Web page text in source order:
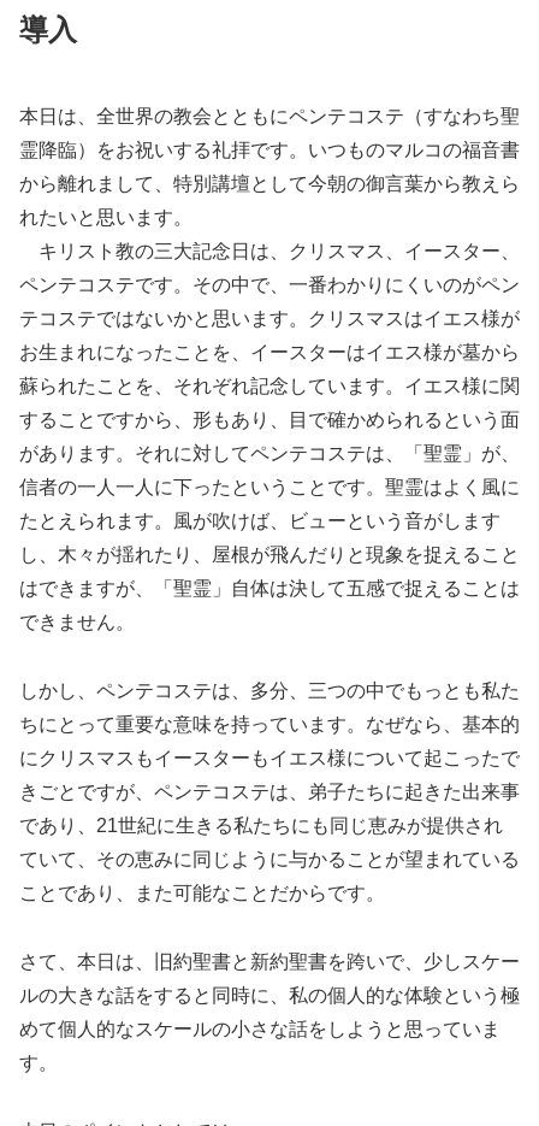
導入
本日は、全世界の教会とともにペンテコステ（すなわち聖
霊降臨）をお祝いする礼拝です。いつものマルコの福音書
から離れまして、特別講壇として今朝の御言葉から教えら
れたいと思います。
キリスト教の三大記念日は、クリスマス、イースター、
ペンテコステです。その中で、一番わかりにくいのがペン
テコステではないかと思います。クリスマスはイエス様が
お生まれになったことを、イースターはイエス様が墓から
蘇られたことを、それぞれ記念しています。イエス様に関
することですから、形もあり、目で確かめられるという面
があります。それに対してペンテコステは、「聖霊」が、
信者の一人一人に下ったということです。聖霊はよく風に
たとえられます。風が吹けば、ビューという音がします
し、木々が揺れたり、屋根が飛んだりと現象を捉えること
はできますが、「聖霊」自体は決して五感で捉えることは
できません。
しかし、ペンテコステは、多分、三つの中でもっとも私た
ちにとって重要な意味を持っています。なぜなら、基本的
にクリスマスもイースターもイエス様について起こったで
きごとですが、ペンテコステは、弟子たちに起きた出来事
であり、21世紀に生きる私たちにも同じ恵みが提供され
ていて、その恵みに同じように与かることが望まれている
ことであり、また可能なことだからです。
さて、本日は、旧約聖書と新約聖書を跨いで、少しスケー
ルの大きな話をすると同時に、私の個人的な体験という極
めて個人的なスケールの小さな話をしようと思っていま
す。